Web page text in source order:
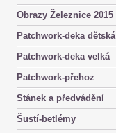
Obrazy Železnice 2015
Patchwork-deka dětská
Patchwork-deka velká
Patchwork-přehoz
Stánek a předvádění
Šustí-betlémy